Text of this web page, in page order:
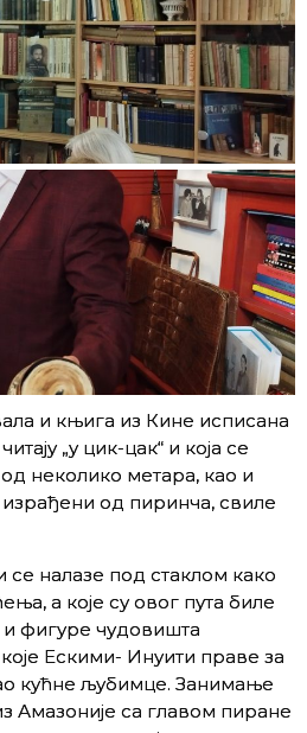
и књига из Кине исписана
„у цик-цак“ и која се
неколико метара, као и
израђени од пиринча, свиле
налазе под стаклом како
а које су овог пута биле
и фигуре чудовишта
Ескими- Инуити праве за
кућне љубимце. Занимање
Амазоније са главом пиране